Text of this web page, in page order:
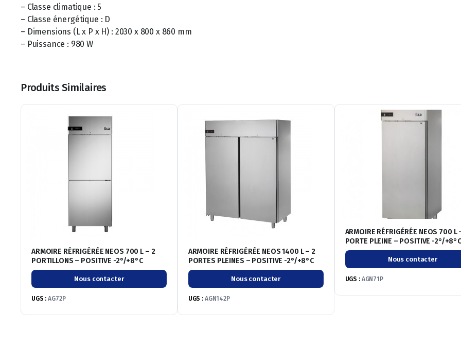
– Classe climatique : 5
– Classe énergétique : D
– Dimensions (L x P x H) : 2030 x 800 x 860 mm
– Puissance : 980 W
Produits Similaires
ARMOIRE RÉFRIGÉRÉE NEOS 700 L – 2
PORTILLONS – POSITIVE -2°/+8°C
Nous contacter
UGS : AG72P
ARMOIRE RÉFRIGÉRÉE NEOS 1400 L – 2
PORTES PLEINES – POSITIVE -2°/+8°C
Nous contacter
UGS : AGN142P
ARMOIRE RÉFRIGÉRÉE NEOS 700 L
PORTE PLEINE – POSITIVE -2°/
Nous contacter
UGS : AGN71P